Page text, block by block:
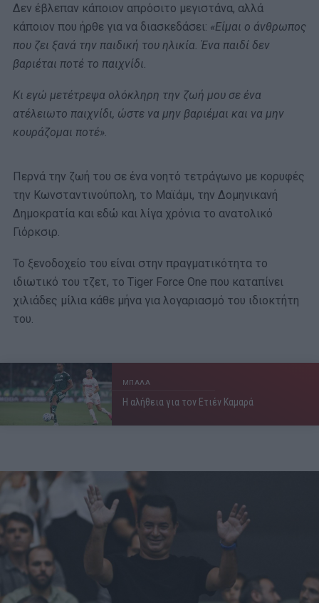
Δεν έβλεπαν κάποιον απρόσιτο μεγιστάνα, αλλά
κάποιον που ήρθε για να διασκεδάσει: «Είμαι ο άνθρωπος
που ζει ξανά την παιδική του ηλικία. Ένα παιδί δεν
βαριέται ποτέ το παιχνίδι.
Κι εγώ μετέτρεψα ολόκληρη την ζωή μου σε ένα
ατέλειωτο παιχνίδι, ώστε να μην βαριέμαι και να μην
κουράζομαι ποτέ».
Περνά την ζωή του σε ένα νοητό τετράγωνο με κορυφές
την Κωνσταντινούπολη, το Μαϊάμι, την Δομηνικανή
Δημοκρατία και εδώ και λίγα χρόνια το ανατολικό
Γιόρκσιρ.
Το ξενοδοχείο του είναι στην πραγματικότητα το
ιδιωτικό του τζετ, το Tiger Force One που καταπίνει
χιλιάδες μίλια κάθε μήνα για λογαριασμό του ιδιοκτήτη
του.
ΜΠΑΛΑ
Η αλήθεια για τον Ετιέν Καμαρά